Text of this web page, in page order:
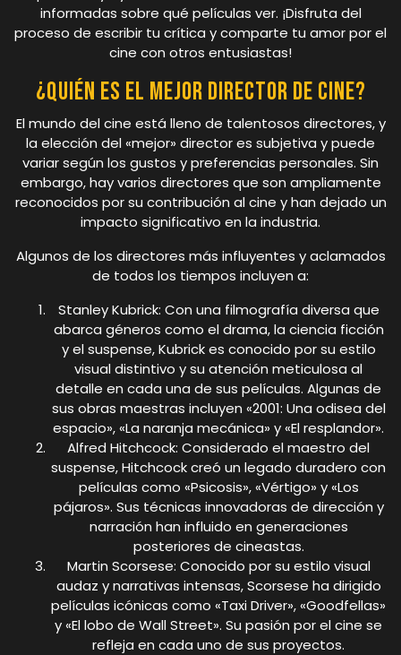
informadas sobre qué películas ver. ¡Disfruta del
proceso de escribir tu crítica y comparte tu amor por el
cine con otros entusiastas!
¿Quién es el mejor director de cine?
El mundo del cine está lleno de talentosos directores, y
la elección del «mejor» director es subjetiva y puede
variar según los gustos y preferencias personales. Sin
embargo, hay varios directores que son ampliamente
reconocidos por su contribución al cine y han dejado un
impacto significativo en la industria.
Algunos de los directores más influyentes y aclamados
de todos los tiempos incluyen a:
Stanley Kubrick: Con una filmografía diversa que
abarca géneros como el drama, la ciencia ficción
y el suspense, Kubrick es conocido por su estilo
visual distintivo y su atención meticulosa al
detalle en cada una de sus películas. Algunas de
sus obras maestras incluyen «2001: Una odisea del
espacio», «La naranja mecánica» y «El resplandor».
Alfred Hitchcock: Considerado el maestro del
suspense, Hitchcock creó un legado duradero con
películas como «Psicosis», «Vértigo» y «Los
pájaros». Sus técnicas innovadoras de dirección y
narración han influido en generaciones
posteriores de cineastas.
Martin Scorsese: Conocido por su estilo visual
audaz y narrativas intensas, Scorsese ha dirigido
películas icónicas como «Taxi Driver», «Goodfellas»
y «El lobo de Wall Street». Su pasión por el cine se
refleja en cada uno de sus proyectos.